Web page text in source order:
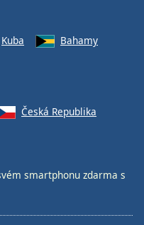
Kuba
Bahamy
Česká Republika
smartphonu zdarma s